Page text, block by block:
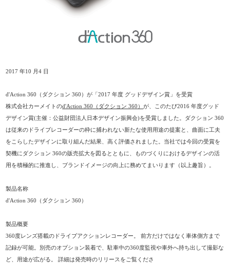
2017 年10 月4 日
d'Action 360（ダクション 360）が「2017 年度 グッドデザイン賞」を受賞
株式会社カーメイトのd'Action 360（ダクション 360）が、このたび2016 年度グッド
デザイン賞(主催：公益財団法人日本デザイン振興会)を受賞しました。ダクション 360
は従来のドライブレコーダーの枠に捕われない新たな使用用途の提案と、曲面に工夫
をこらしたデザインに取り組んだ結果、高く評価されました。当社では今回の受賞を
契機にダクション 360の販売拡大を図るとともに、ものづくりにおけるデザインの活
用を積極的に推進し、ブランドイメージの向上に務めてまいります（以上趣旨）。
製品名称
d'Action 360（ダクション 360）
製品概要
360度レンズ搭載のドライブアクションレコーダー。 前方だけではなく車体側方まで
記録が可能。別売のオプション装着で、駐車中の360度監視や車外へ持ち出して撮影な
ど、用途が広がる。 詳細は発売時のリリースをご覧くださ